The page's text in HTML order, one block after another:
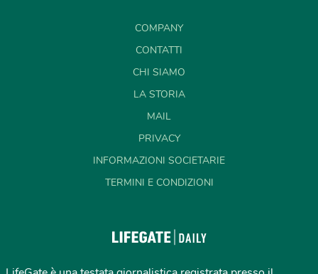
COMPANY
CONTATTI
CHI SIAMO
LA STORIA
MAIL
PRIVACY
INFORMAZIONI SOCIETARIE
TERMINI E CONDIZIONI